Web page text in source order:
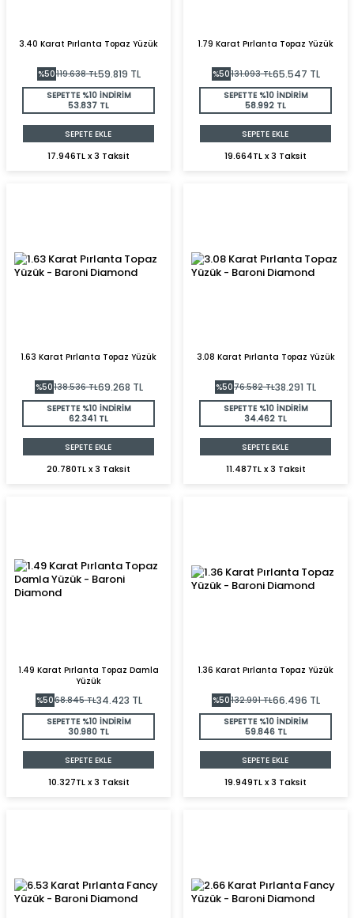
3.40 Karat Pırlanta Topaz Yüzük
%50119.638TL59.819 TL
SEPETTE %10 İNDİRİM
53.837 TL
SEPETE EKLE
17.946TL x 3 Taksit
1.79 Karat Pırlanta Topaz Yüzük
%50131.093TL65.547 TL
SEPETTE %10 İNDİRİM
58.992 TL
SEPETE EKLE
19.664TL x 3 Taksit
1.63 Karat Pırlanta Topaz Yüzük
%50138.536TL69.268 TL
SEPETTE %10 İNDİRİM
62.341 TL
SEPETE EKLE
20.780TL x 3 Taksit
3.08 Karat Pırlanta Topaz Yüzük
%5076.582TL38.291 TL
SEPETTE %10 İNDİRİM
34.462 TL
SEPETE EKLE
11.487TL x 3 Taksit
1.49 Karat Pırlanta Topaz Damla
Yüzük
%5068.845TL34.423 TL
SEPETTE %10 İNDİRİM
30.980 TL
SEPETE EKLE
10.327TL x 3 Taksit
1.36 Karat Pırlanta Topaz Yüzük
%50132.991TL66.496 TL
SEPETTE %10 İNDİRİM
59.846 TL
SEPETE EKLE
19.949TL x 3 Taksit